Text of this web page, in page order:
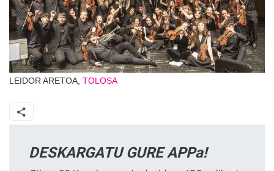
LEIDOR ARETOA, TOLOSA
DESKARGATU GURE APPa!